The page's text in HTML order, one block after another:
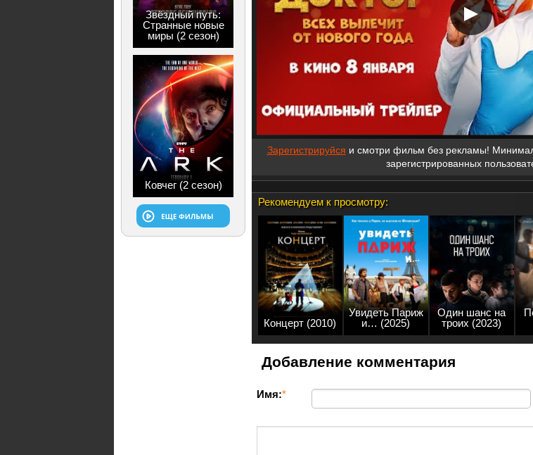
Зарегистрируйся и смотри фильм без рекламы!
зарегистрированных
Рекомендуем к просмотру:
Концерт (2010)
Увидеть Париж
и… (2025)
Один шанс на
троих (2023)
Добавление комментария
Имя:*
Звёздный путь:
Странные новые
миры (2 сезон)
Ковчег (2 сезон)